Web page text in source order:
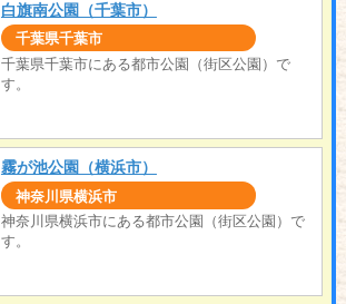
白旗南公園（千葉市）
千葉県千葉市
千葉県千葉市にある都市公園（街区公園）で
す。
霧が池公園（横浜市）
神奈川県横浜市
神奈川県横浜市にある都市公園（街区公園）で
す。